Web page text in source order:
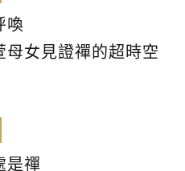
喚
母女見證禪的超時空
是禪